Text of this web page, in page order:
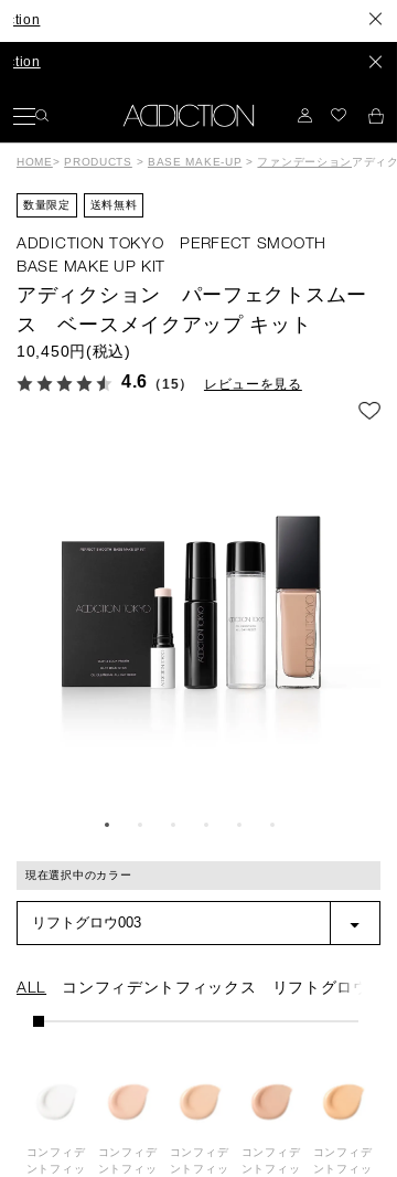
長年構想
発色やセ
HOME> PRODUCTS > BASE MAKE-UP > ファンデーション アディ
数量限定 送料無料
ADDICTION TOKYO PERFECT SMOOTH
BASE MAKE UP KIT
アディクション パーフェクトスムー
ス ベースメイクアップ キット
10,450円(税込)
4.6 （15） レビューを見る
現在選択中のカラー
ALL コンフィデントフィックス リフトグロウ
コンフィデ
ントフィッ
コンフィデ
ントフィッ
コンフィデ
ントフィッ
コンフィデ
ントフィッ
コンフィデ
ントフィッ